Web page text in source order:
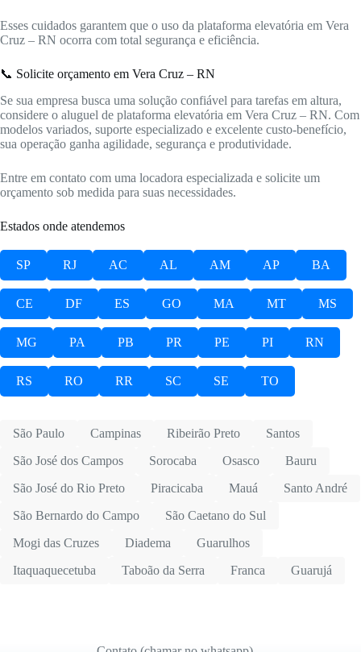
Esses cuidados garantem que o uso da plataforma elevatória em Vera
Cruz – RN ocorra com total segurança e eficiência.
📞 Solicite orçamento em Vera Cruz – RN
Se sua empresa busca uma solução confiável para tarefas em altura,
considere o aluguel de plataforma elevatória em Vera Cruz – RN. Com
modelos variados, suporte especializado e excelente custo-benefício,
sua operação ganha agilidade, segurança e produtividade.
Entre em contato com uma locadora especializada e solicite um
orçamento sob medida para suas necessidades.
Estados onde atendemos
SP RJ AC AL AM AP BA
CE DF ES GO MA MT MS
MG PA PB PR PE PI RN
RS RO RR SC SE TO
São Paulo Campinas Ribeirão Preto
Santos
São José dos Campos
Sorocaba Osasco
Bauru
São José do Rio Preto
Piracicaba Mauá
Santo André
São Bernardo do Campo
São Caetano do Sul
Mogi das Cruzes
Diadema
Guarulhos
Itaquaquecetuba
Taboão da Serra Franca Guarujá